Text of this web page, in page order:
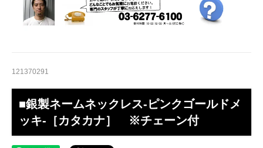
121370291
■銀製ネームネックレス-ピンクゴールドメ
ッキ-［カタカナ］ ※チェーン付